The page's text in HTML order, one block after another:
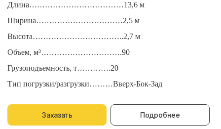
Длина………………………………13,6 м
Ширина……………………………2,5 м
Высота……………………………..2,7 м
Объем, м³………………………….90
Грузоподъемность, т………….20
Тип погрузки/разгрузки………Вверх-Бок-Зад
Заказать Подробнее